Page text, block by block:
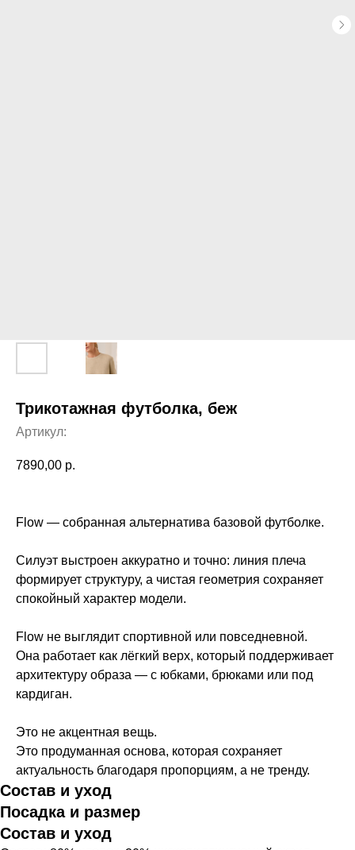
Трикотажная футболка, беж
Артикул:
7890,00 р.
Flow — собранная альтернатива базовой футболке.
Силуэт выстроен аккуратно и точно: линия плеча
формирует структуру, а чистая геометрия сохраняет
спокойный характер модели.
Flow не выглядит спортивной или повседневной.
Она работает как лёгкий верх, который поддерживает
архитектуру образа — с юбками, брюками или под
кардиган.
Это не акцентная вещь.
Это продуманная основа, которая сохраняет
актуальность благодаря пропорциям, а не тренду.
Состав и уход
Посадка и размер
Состав и уход